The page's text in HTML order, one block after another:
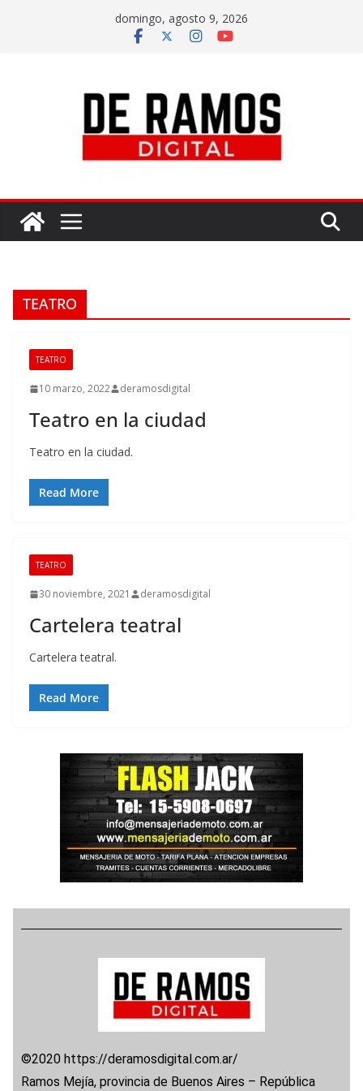
domingo, agosto 9, 2026
TEATRO
TEATRO
10 marzo, 2022 deramosdigital
Teatro en la ciudad
Teatro en la ciudad.
Read More
TEATRO
30 noviembre, 2021 deramosdigital
Cartelera teatral
Cartelera teatral.
Read More
©2020 https://deramosdigital.com.ar/
Ramos Mejía, provincia de Buenos Aires – República